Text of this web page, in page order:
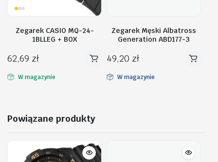
Zegarek CASIO MQ-24-
1BLLEG + BOX
62,69 zł
W magazynie
Zegarek Męski Albatross
Generation ABD177-3
49,20 zł
W magazynie
Powiązane produkty